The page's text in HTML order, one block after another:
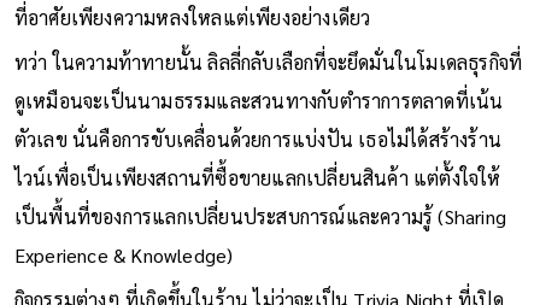
ที่อาศัยเพียงความหลงใหลแต่เพียงอย่างเดียว
ทว่า ในความท้าทายนั้น ลิลลี่กลับเลือกที่จะยึดมั่นในโมเดลธุรกิจที่
ดูเหมือนจะเป็นนามธรรมและสวนทางกับตำราการตลาดที่เน้น
ตัวเลข นั่นคือการขับเคลื่อนด้วยการแบ่งปัน เธอไม่ได้สร้างร้าน
ไวน์เพื่อเป็นเพียงสถานที่ซื้อขายแลกเปลี่ยนสินค้า แต่ตั้งใจให้
เป็นพื้นที่ของการแลกเปลี่ยนประสบการณ์และความรู้ (Sharing
Experience & Knowledge)